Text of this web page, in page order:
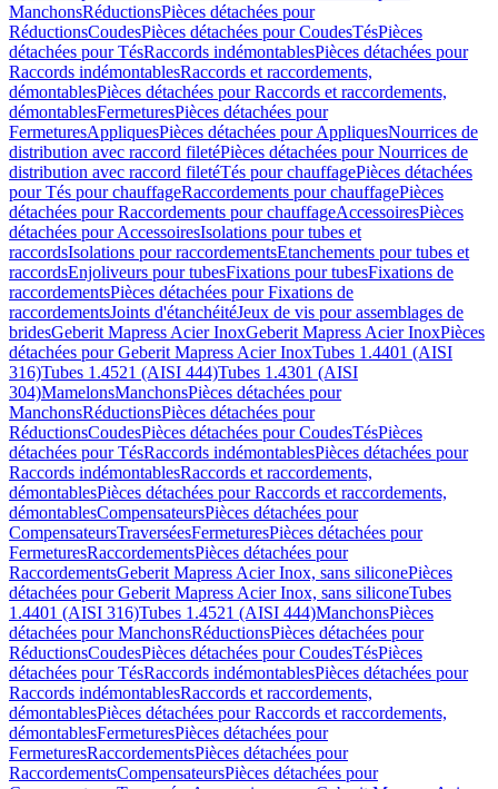
ManchonsRéductionsPièces détachées pour
RéductionsCoudesPièces détachées pour CoudesTésPièces
détachées pour TésRaccords indémontablesPièces détachées pour
Raccords indémontablesRaccords et raccordements,
démontablesPièces détachées pour Raccords et raccordements,
démontablesFermeturesPièces détachées pour
FermeturesAppliquesPièces détachées pour AppliquesNourrices de
distribution avec raccord filetéPièces détachées pour Nourrices de
distribution avec raccord filetéTés pour chauffagePièces détachées
pour Tés pour chauffageRaccordements pour chauffagePièces
détachées pour Raccordements pour chauffageAccessoiresPièces
détachées pour AccessoiresIsolations pour tubes et
raccordsIsolations pour raccordementsEtanchements pour tubes et
raccordsEnjoliveurs pour tubesFixations pour tubesFixations de
raccordementsPièces détachées pour Fixations de
raccordementsJoints d'étanchéitéJeux de vis pour assemblages de
bridesGeberit Mapress Acier InoxGeberit Mapress Acier InoxPièces
détachées pour Geberit Mapress Acier InoxTubes 1.4401 (AISI
316)Tubes 1.4521 (AISI 444)Tubes 1.4301 (AISI
304)MamelonsManchonsPièces détachées pour
ManchonsRéductionsPièces détachées pour
RéductionsCoudesPièces détachées pour CoudesTésPièces
détachées pour TésRaccords indémontablesPièces détachées pour
Raccords indémontablesRaccords et raccordements,
démontablesPièces détachées pour Raccords et raccordements,
démontablesCompensateursPièces détachées pour
CompensateursTraverséesFermeturesPièces détachées pour
FermeturesRaccordementsPièces détachées pour
RaccordementsGeberit Mapress Acier Inox, sans siliconePièces
détachées pour Geberit Mapress Acier Inox, sans siliconeTubes
1.4401 (AISI 316)Tubes 1.4521 (AISI 444)ManchonsPièces
détachées pour ManchonsRéductionsPièces détachées pour
RéductionsCoudesPièces détachées pour CoudesTésPièces
détachées pour TésRaccords indémontablesPièces détachées pour
Raccords indémontablesRaccords et raccordements,
démontablesPièces détachées pour Raccords et raccordements,
démontablesFermeturesPièces détachées pour
FermeturesRaccordementsPièces détachées pour
RaccordementsCompensateursPièces détachées pour